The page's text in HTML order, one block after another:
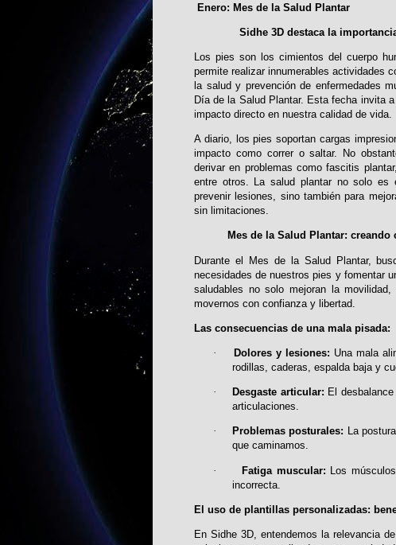
Enero: Mes de la Salud Plantar
Sidhe 3D destaca la
Los pies son los cimientos del cuerpo
permite realizar innumerables actividades
la salud y prevención de enfermedades
Día de la Salud Plantar. Esta fecha invita
impacto directo en nuestra calidad de vida.
A diario, los pies soportan cargas
impacto como correr o saltar. No
derivar en problemas como fascitis
entre otros. La salud plantar no solo es
prevenir lesiones, sino también para
sin limitaciones.
Mes de la Salud Plantar:
Durante el Mes de la Salud Plantar,
necesidades de nuestros pies y fomentar
saludables no solo mejoran la
movernos con confianza y libertad.
Las consecuencias de una mala pisada:
· Dolores y lesiones: Una mala
rodillas, caderas, espalda baja y
· Desgaste articular: El
articulaciones.
· Problemas posturales: La
que caminamos.
· Fatiga muscular: Los
incorrecta.
El uso de plantillas personalizadas:
En Sidhe 3D, entendemos la relevancia